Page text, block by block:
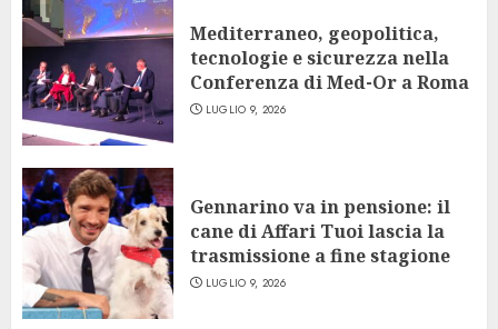
Mediterraneo, geopolitica,
tecnologie e sicurezza nella
Conferenza di Med-Or a Roma
LUGLIO 9, 2026
Gennarino va in pensione: il
cane di Affari Tuoi lascia la
trasmissione a fine stagione
LUGLIO 9, 2026